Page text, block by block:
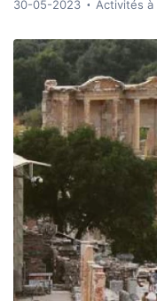
30-05-2023 Activités à